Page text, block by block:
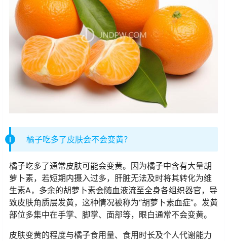
橘子吃多了皮肤会不会变黄？
橘子吃多了通常皮肤可能会变黄。因为橘子中含有大量胡
萝卜素，若短期内摄入过多，肝脏无法及时将其转化为维
生素A，多余的胡萝卜素会随血液流至全身各组织器官，导
致皮肤角质层发黄，这种情况被称为“胡萝卜素血症”。发黄
部位多集中在手掌、脚掌、面部等，眼白通常不会变黄。
皮肤变黄的程度与橘子食用量、食用时长及个人代谢能力